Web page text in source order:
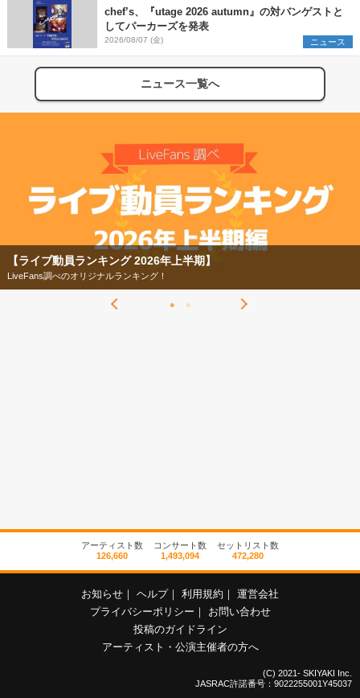
chef’s、『utage 2026 autumn』の対バンゲストと
してパーカーズを発表
2026/08/07 (金) ニュース
ニュース一覧へ
【ライブ動員ランキング 2026年上半期】
LiveFans調べのオリジナルランキング！
アーティスト数
126,660
コンサート数
1,493,094
セットリスト数
472,280
お知らせ ｜ ヘルプ｜ 利用規約 ｜ 運営会社
プライバシーポリシー ｜
お問い合わせ
投稿のガイドライン
アーティスト・公演主催者の方へ
(C) 2021- SKIYAKI Inc.
JASRAC許諾番号：9022255001Y45037